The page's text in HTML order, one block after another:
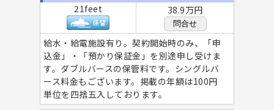
21feet 38.9万円
問合せ
給水・給電施設有り。契約開始時のみ、「申
込金」・「預かり保証金」を別途申し受けま
す。ダブルバースの保管料です。シングルバ
ース料金もございます。掲載の年額は100円
単位を四捨五入しております。